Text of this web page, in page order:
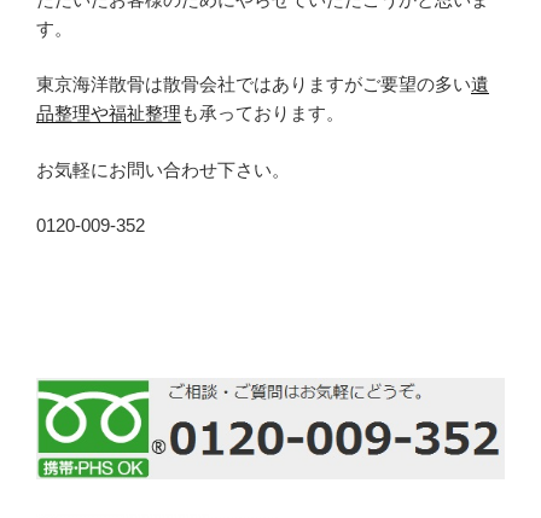
す。
東京海洋散骨は散骨会社ではありますがご要望の多い遺
品整理や福祉整理 も承っております。
お気軽にお問い合わせ下さい。
0120-009-352